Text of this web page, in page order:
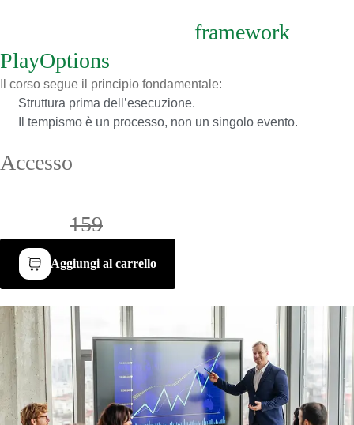
framework
PlayOptions
Il corso segue il principio fondamentale:
Struttura prima dell’esecuzione.
Il tempismo è un processo, non un singolo evento.
Accesso
159
Aggiungi al carrello